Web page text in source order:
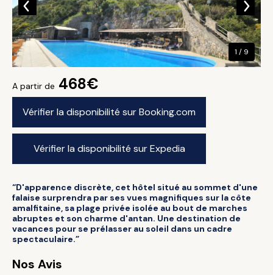
A partir de 468€
Vérifier la disponibilité sur Booking.com
Vérifier la disponibilité sur Expedia
1 / 9
“D'apparence discrète, cet hôtel situé au sommet d'une
falaise surprendra par ses vues magnifiques sur la côte
amalfitaine, sa plage privée isolée au bout de marches
abruptes et son charme d'antan. Une destination de
vacances pour se prélasser au soleil dans un cadre
spectaculaire.”
Nos Avis